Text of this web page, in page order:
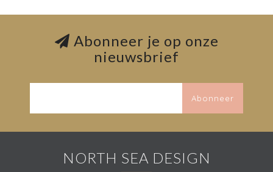
Abonneer je op onze
nieuwsbrief
Abonneer
NORTH SEA DESIGN